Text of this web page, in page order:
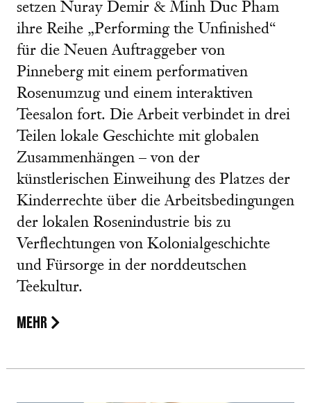
setzen Nuray Demir & Minh Duc Pham
ihre Reihe „Performing the Unfinished“
für die Neuen Auftraggeber von
Pinneberg mit einem performativen
Rosenumzug und einem interaktiven
Teesalon fort. Die Arbeit verbindet in drei
Teilen lokale Geschichte mit globalen
Zusammenhängen – von der
künstlerischen Einweihung des Platzes der
Kinderrechte über die Arbeitsbedingungen
der lokalen Rosenindustrie bis zu
Verflechtungen von Kolonialgeschichte
und Fürsorge in der norddeutschen
Teekultur.
MEHR